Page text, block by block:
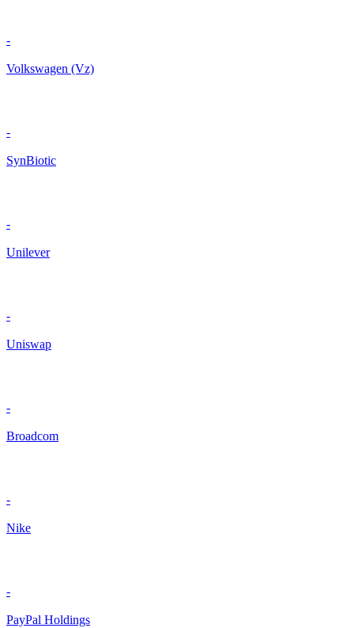
-
Volkswagen (Vz)
-
SynBiotic
-
Unilever
-
Uniswap
-
Broadcom
-
Nike
-
PayPal Holdings